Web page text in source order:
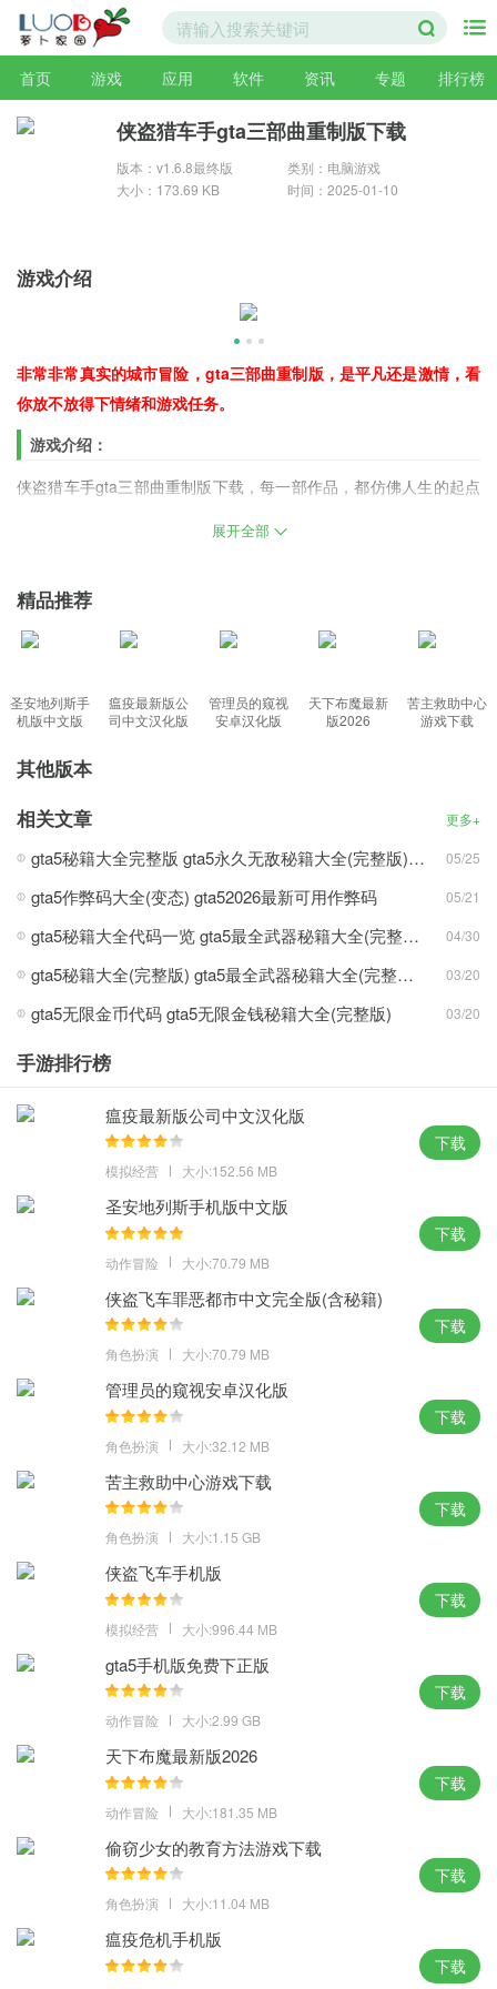
首页 游戏 应用 软件 资讯 专题 排行榜
侠盗猎车手gta三部曲重制版下载
版本：v1.6.8最终版
类别：电脑游戏
大小：173.69 KB
时间：2025-01-10
游戏介绍
非常非常真实的城市冒险，gta三部曲重制版，是平凡还是激情，看
你放不放得下情绪和游戏任务。
游戏介绍：
侠盗猎车手gta三部曲重制版下载，每一部作品，都仿佛人生的起点
人生目标，感受到只在街上行走也能感到的幸福感，在游戏之中就
丰富内容：
类游戏，带来更多趣味全新的体验，改进的水体和天气效果，很多
的能力去战胜敌人，能观看游戏内美妙的景色，可以自由驾驶。
功能特色：
1、带来了改进的阴影和反射以及更多内容，丰富多彩与众不同的挑
戰，可以自由的在城市中冒险和探索，以新时代的画面享受到经典
游戏的魅力；
2、游戏中可以自由的在城市中冒险和探索，可以无所事事地在街上
闲逛，真正的好玩3D画面场景，生动地呈现了每个人都深爱的GTA
世界；
尝试，全部三款游戏改进的图形和保真度，让自身能够侠盗飞车全
球的金牌吧。
新颖玩法：
1、可以演绎经典的侠盗猎车手的角色，三款游戏将使用虚幻引擎进
行重制，许多新的玩法等待你去尝试，让老玩家回味曾经的愉快；
2、城市地图是根据真实城市一对一建模，重制版将配备了完全崭新
的照明系统，一款封面独特的游戏映入我的眼帘，改良版枪战划和
瞄佳控制；
3、可以体验新一代的全面功能改进，而且画面得到了极大的加强，
让自己的帮派成为圣安地列斯地区最为强大的帮派，允许玩家设置
目的地导航点。
1、最爱的私人车辆与其他车友们进行交流，游戏玩法丰富多彩各种
各样，与此同时此次发布中引入了LS汽车展，每一个地区的小细节
都制造的很好；
2、“新旧图形的混合”的方式进行高清重置，模拟真实都市剧情和生
活，你在这个游戏里面是非常的自由的，能够将其当做是一款旅游
模拟器来游玩；
3、可以享受魔术的经典游戏在一个新的时代，升级版小地图并附上
增强版导航功能，游戏世界带来全新的深度和清晰度，依照系列最
新作模式制作的控制和瞄准。
游戏秘籍：
TRAVELINSTYLE = 车子会飞
ASNAEB = 清除警星(偷渡和闯如军事基地无效)
VROCKPOKEY = 刷新一辆Racecar
YSOHNUL = 时间过的更快
HESOYAM = 恢复生命值, 防弹衣, $250k
GETTHEREFAST = 给你一辆 SABRE TURBO
LXGIWYL = 一般武器
展开全部
精品推荐
圣安地列斯手
机版中文版
瘟疫最新版公
司中文汉化版
管理员的窥视
安卓汉化版
天下布魔最新
版2026
苦主救助中心
游戏下载
其他版本
相关文章
更多+
gta5秘籍大全完整版 gta5永久无敌秘籍大全(完整版)武器弹药 05/25
gta5作弊码大全(变态) gta52026最新可用作弊码 05/21
gta5秘籍大全代码一览 gta5最全武器秘籍大全(完整版)代码 04/30
gta5秘籍大全(完整版) gta5最全武器秘籍大全(完整版)无限金钱 03/20
gta5无限金币代码 gta5无限金钱秘籍大全(完整版) 03/20
手游排行榜
瘟疫最新版公司中文汉化版
模拟经营 大小:152.56 MB
下载
圣安地列斯手机版中文版
动作冒险 大小:70.79 MB
下载
侠盗飞车罪恶都市中文完全版(含秘籍)
角色扮演 大小:70.79 MB
下载
管理员的窥视安卓汉化版
角色扮演 大小:32.12 MB
下载
苦主救助中心游戏下载
角色扮演 大小:1.15 GB
下载
侠盗飞车手机版
模拟经营 大小:996.44 MB
下载
gta5手机版免费下正版
动作冒险 大小:2.99 GB
下载
天下布魔最新版2026
动作冒险 大小:181.35 MB
下载
偷窃少女的教育方法游戏下载
角色扮演 大小:11.04 MB
下载
瘟疫危机手机版
下载